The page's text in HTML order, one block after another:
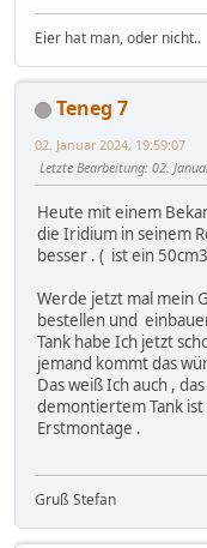
Eier hat man, oder nicht..
Teneg 7
02. Januar 2024, 19:59:07
Letzte Bearbeitung: 02.
Heute mit einem
die Iridium in seinem
besser . ( ist ein
Werde jetzt mal mein
bestellen und
Tank habe Ich jetzt
jemand kommt das
Das weiß Ich auch ,
demontiertem Tank
Erstmontage .
Gruß Stefan